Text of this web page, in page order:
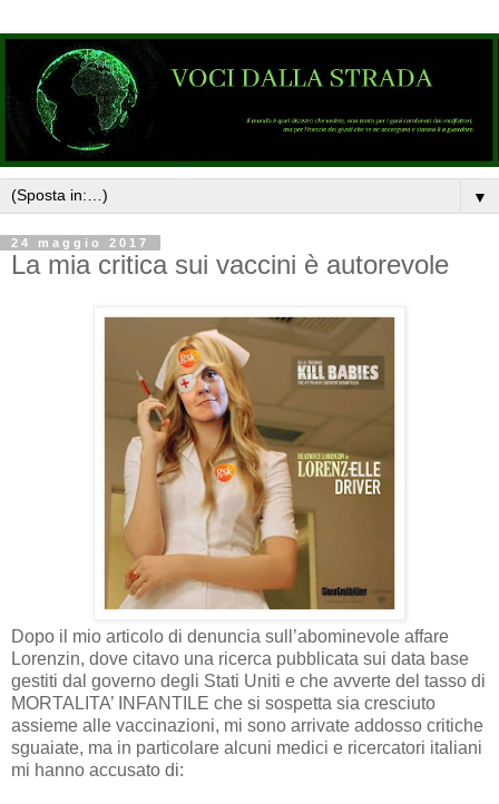
▼
24 maggio 2017
La mia critica sui vaccini è autorevole
Dopo il mio articolo di denuncia sull’abominevole affare
Lorenzin, dove citavo una ricerca pubblicata sui data base
gestiti dal governo degli Stati Uniti e che avverte del tasso di
MORTALITA’ INFANTILE che si sospetta sia cresciuto
assieme alle vaccinazioni, mi sono arrivate addosso critiche
sguaiate, ma in particolare alcuni medici e ricercatori italiani
mi hanno accusato di: